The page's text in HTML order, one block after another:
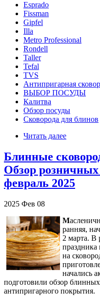
Esprado
Fissman
Gipfel
Illa
Metro Professional
Rondell
Taller
Tefal
TVS
Антипригарная
ВЫБОР ПОСУДЫ
Калитва
Обзор посуды
Сковорода для блинов
Читать далее
Блинные
Обзор
февраль 2025
2025 Фев 08
М
ранняя,
2 марта. В
праздника
на
начались
подготовили обзор
антипригарного покрытия.